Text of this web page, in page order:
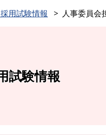
用試験情報 人事委員会
試験情報